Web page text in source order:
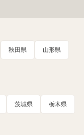
秋田県 山形県
茨城県 栃木県